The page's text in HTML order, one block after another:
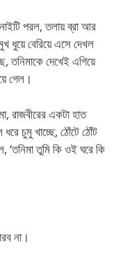
পরল, তলায় ব্রা আর
ধুয়ে বেরিয়ে এসে দেখল
তনিমাকে দেখেই এগিয়ে
গেল।
রাজবীরের একটা হাত
চুমু খাচ্ছে, ঠোঁটে ঠোঁট
‘তনিমা তুমি কি ওই ঘরে কি
না।